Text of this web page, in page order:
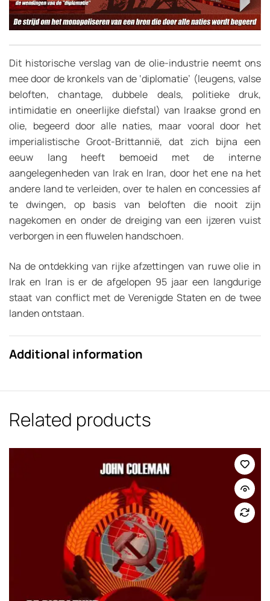
Dit historische verslag van de olie-industrie neemt ons
mee door de kronkels van de ‘diplomatie’ (leugens, valse
beloften, chantage, dubbele deals, politieke druk,
intimidatie en oneerlijke diefstal) van Iraakse grond en
olie, begeerd door alle naties, maar vooral door het
imperialistische Groot-Brittannië, dat zich bijna een
eeuw lang heeft bemoeid met de interne
aangelegenheden van Irak en Iran, door het ene na het
andere land te verleiden, over te halen en concessies af
te dwingen, op basis van beloften die nooit zijn
nagekomen en onder de dreiging van een ijzeren vuist
verborgen in een fluwelen handschoen.
Na de ontdekking van rijke afzettingen van ruwe olie in
Irak en Iran is er de afgelopen 95 jaar een langdurige
staat van conflict met de Verenigde Staten en de twee
landen ontstaan.
Additional information
Related products